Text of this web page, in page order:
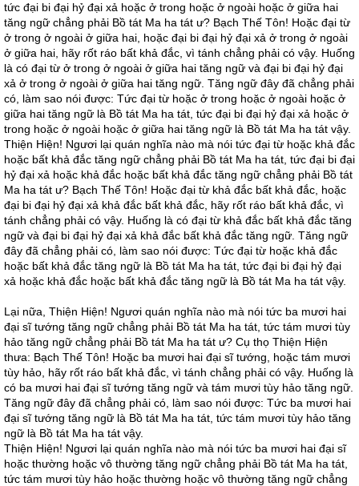
tức đại bi đại hỷ đại xả hoặc ở trong hoặc ở ngoài hoặc ở giữa hai
tăng ngữ chẳng phải Bồ tát Ma ha tát ư? Bạch Thế Tôn! Hoặc đại từ
ở trong ở ngoài ở giữa hai, hoặc đại bi đại hỷ đại xả ở trong ở ngoài
ở giữa hai, hãy rốt ráo bất khả đắc, vì tánh chẳng phải có vậy. Huống
là có đại từ ở trong ở ngoài ở giữa hai tăng ngữ và đại bi đại hỷ đại
xả ở trong ở ngoài ở giữa hai tăng ngữ. Tăng ngữ đây đã chẳng phải
có, làm sao nói được: Tức đại từ hoặc ở trong hoặc ở ngoài hoặc ở
giữa hai tăng ngữ là Bồ tát Ma ha tát, tức đại bi đại hỷ đại xả hoặc ở
trong hoặc ở ngoài hoặc ở giữa hai tăng ngữ là Bồ tát Ma ha tát vậy.
Thiện Hiện! Ngươi lại quán nghĩa nào mà nói tức đại từ hoặc khả đắc
hoặc bất khả đắc tăng ngữ chẳng phải Bồ tát Ma ha tát, tức đại bi đại
hỷ đại xả hoặc khả đắc hoặc bất khả đắc tăng ngữ chẳng phải Bồ tát
Ma ha tát ư? Bạch Thế Tôn! Hoặc đại từ khả đắc bất khả đắc, hoặc
đại bi đại hỷ đại xả khả đắc bất khả đắc, hãy rốt ráo bất khả đắc, vì
tánh chẳng phải có vậy. Huống là có đại từ khả đắc bất khả đắc tăng
ngữ và đại bi đại hỷ đại xả khả đắc bất khả đắc tăng ngữ. Tăng ngữ
đây đã chẳng phải có, làm sao nói được: Tức đại từ hoặc khả đắc
hoặc bất khả đắc tăng ngữ là Bồ tát Ma ha tát, tức đại bi đại hỷ đại
xả hoặc khả đắc hoặc bất khả đắc tăng ngữ là Bồ tát Ma ha tát vậy.
Lại nữa, Thiện Hiện! Ngươi quán nghĩa nào mà nói tức ba mươi hai
đại sĩ tướng tăng ngữ chẳng phải Bồ tát Ma ha tát, tức tám mươi tùy
hảo tăng ngữ chẳng phải Bồ tát Ma ha tát ư? Cụ thọ Thiện Hiện
thưa: Bạch Thế Tôn! Hoặc ba mươi hai đại sĩ tướng, hoặc tám mươi
tùy hảo, hãy rốt ráo bất khả đắc, vì tánh chẳng phải có vậy. Huống là
có ba mươi hai đại sĩ tướng tăng ngữ và tám mươi tùy hảo tăng ngữ.
Tăng ngữ đây đã chẳng phải có, làm sao nói được: Tức ba mươi hai
đại sĩ tướng tăng ngữ là Bồ tát Ma ha tát, tức tám mươi tùy hảo tăng
ngữ là Bồ tát Ma ha tát vậy.
Thiện Hiện! Ngươi lại quán nghĩa nào mà nói tức ba mươi hai đại sĩ
hoặc thường hoặc vô thường tăng ngữ chẳng phải Bồ tát Ma ha tát,
tức tám mươi tùy hảo hoặc thường hoặc vô thường tăng ngữ chẳng